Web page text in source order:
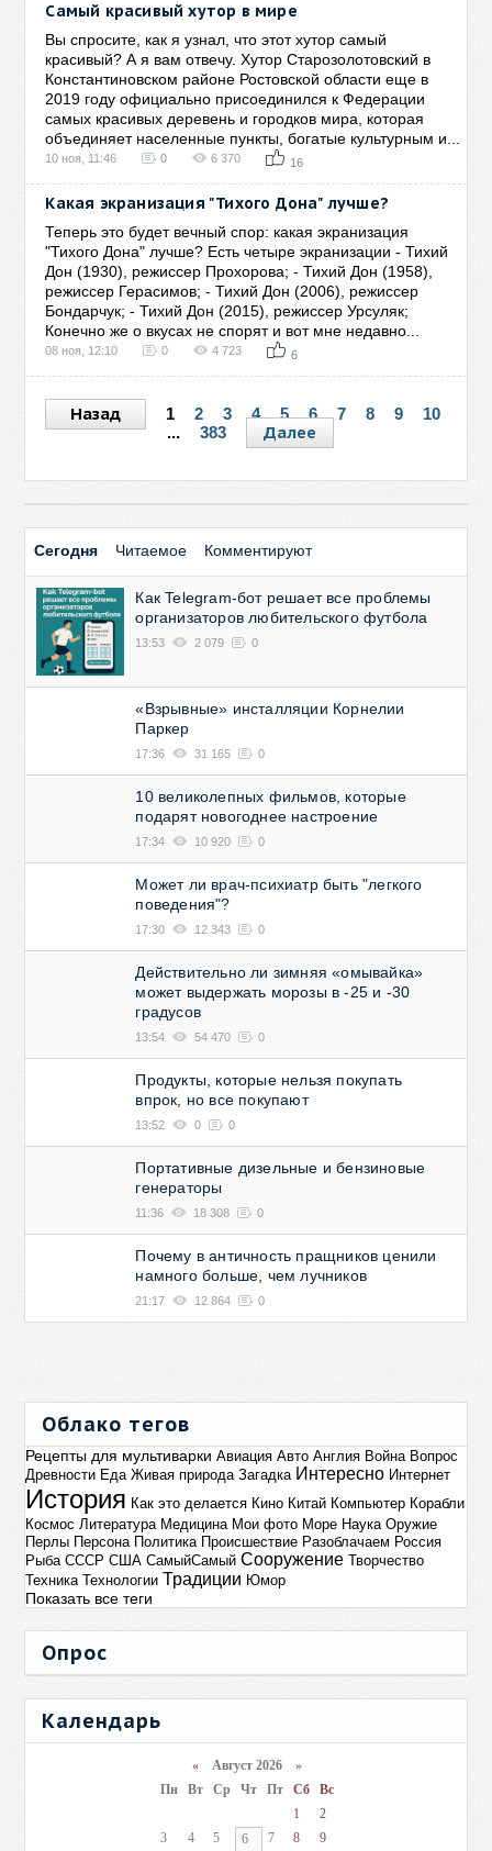
Самый красивый хутор в мире
Вы спросите, как я узнал, что этот хутор самый
красивый? А я вам отвечу. Хутор Старозолотовский в
Константиновском районе Ростовской области еще в
2019 году официально присоединился к Федерации
самых красивых деревень и городков мира, которая
объединяет населенные пункты, богатые культурным и...
10 ноя, 11:46 0 6 370 16
Какая экранизация "Тихого Дона" лучше?
Теперь это будет вечный спор: какая экранизация
"Тихого Дона" лучше? Есть четыре экранизации - Тихий
Дон (1930), режиссер Прохорова; - Тихий Дон (1958),
режиссер Герасимов; - Тихий Дон (2006), режиссер
Бондарчук; - Тихий Дон (2015), режиссер Урсуляк;
Конечно же о вкусах не спорят и вот мне недавно...
08 ноя, 12:10 0 4 723 6
Назад 1 2 3 4 5 6 7 8 9
10
...
383 Далее
Сегодня Читаемое Комментируют
Как Telegram-бот решает все проблемы
организаторов любительского футбола
13:53 2 079 0
«Взрывные» инсталляции Корнелии
Паркер
17:36 31 165 0
10 великолепных фильмов, которые
подарят новогоднее настроение
17:34 10 920 0
Может ли врач-психиатр быть "легкого
поведения"?
17:30 12 343 0
Действительно ли зимняя «омывайка»
может выдержать морозы в -25 и -30
градусов
13:54 54 470 0
Продукты, которые нельзя покупать
впрок, но все покупают
13:52 0 0
Портативные дизельные и бензиновые
генераторы
11:36 18 308 0
Почему в античность пращников ценили
намного больше, чем лучников
21:17 12 864 0
Облако тегов
Рецепты для мультиварки Авиация Авто Англия Война Вопрос
Древности Еда Живая природа Загадка Интересно Интернет
История Как это делается Кино Китай Компьютер Корабли
Космос Литература Медицина Мои фото Море Наука Оружие
Перлы Персона Политика Происшествие Разоблачаем Россия
Рыба СССР США СамыйСамый Сооружение Творчество
Техника Технологии Традиции Юмор
Показать все теги
Опрос
Календарь
«Август 2026 »
Пн
Вт Ср Чт Пт Сб
Вс
1
2
3
4 5 6 7 8 9